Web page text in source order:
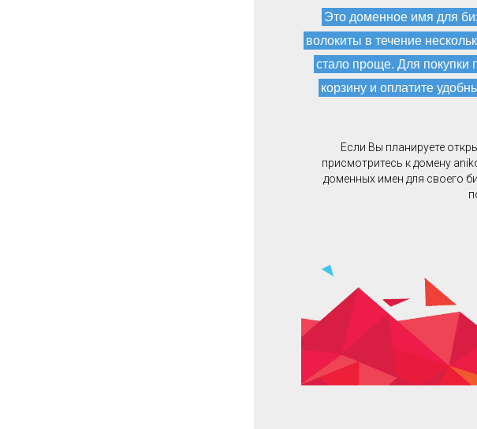
Это доменное имя для
волокиты в течение
стало проще. Для покупки
корзину и оплатите
Если Вы планируете
присмотритесь к домену
доменных имен для своего